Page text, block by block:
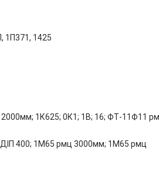
1П371, 1425
1К625; 0К1; 1В; 16; ФТ-11Ф11
400; 1М65 рмц 3000мм; 1М65 рмц